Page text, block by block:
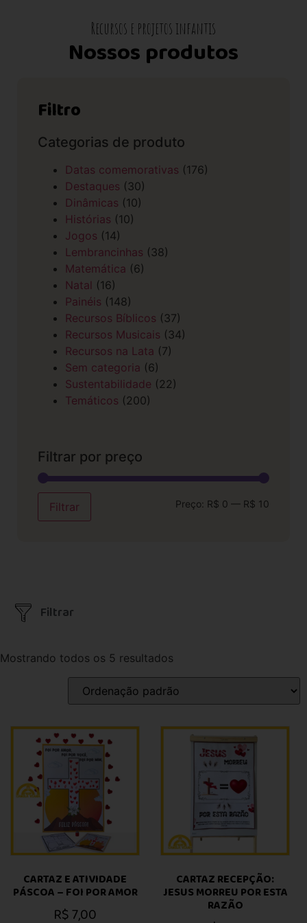
Recursos e projetos infantis
Nossos produtos
Filtro
Categorias de produto
Datas comemorativas (176)
Destaques (30)
Dinâmicas (10)
Histórias (10)
Jogos (14)
Lembrancinhas (38)
Matemática (6)
Natal (16)
Painéis (148)
Recursos Bíblicos (37)
Recursos Musicais (34)
Recursos na Lata (7)
Sem categoria (6)
Sustentabilidade (22)
Temáticos (200)
Filtrar por preço
Filtrar Preço: R$ 0 — R$ 10
Filtrar
Mostrando todos os 5 resultados
CARTAZ E ATIVIDADE
PÁSCOA – FOI POR AMOR
R$7,00
CARTAZ RECEPÇÃO:
JESUS MORREU POR ESTA
RAZÃO